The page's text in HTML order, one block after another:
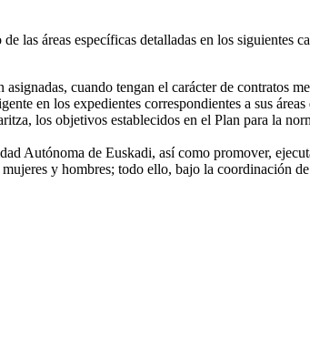
las áreas específicas detalladas en los siguientes
cuando tengan el carácter de contratos
en los expedientes correspondientes a sus áreas
los objetivos establecidos en el Plan para la
Autónoma de Euskadi, así como promover,
y hombres; todo ello, bajo la coordinación